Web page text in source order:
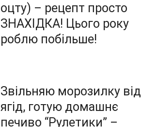
оцту) – рецепт просто
ЗНАХІДКА! Цього року
роблю побільше!
Звільняю морозилку від
ягід, готую домашнє
печиво “Рулетики” –